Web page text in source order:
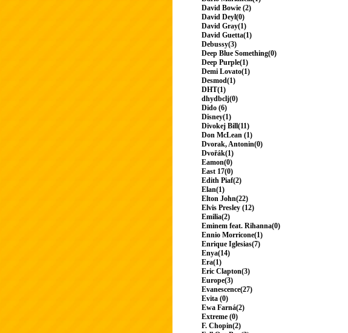
David Bowie (2)
David Deyl(0)
David Gray(1)
David Guetta(1)
Debussy(3)
Deep Blue Something(0)
Deep Purple(1)
Demi Lovato(1)
Desmod(1)
DHT(1)
dhydbclj(0)
Dido (6)
Disney(1)
Divokej Bill(11)
Don McLean (1)
Dvorak, Antonin(0)
Dvořák(1)
Eamon(0)
East 17(0)
Edith Piaf(2)
Elan(1)
Elton John(22)
Elvis Presley (12)
Emilia(2)
Eminem feat. Rihanna(0)
Ennio Morricone(1)
Enrique Iglesias(7)
Enya(14)
Era(1)
Eric Clapton(3)
Europe(3)
Evanescence(27)
Evita (0)
Ewa Farná(2)
Extreme (0)
F. Chopin(2)